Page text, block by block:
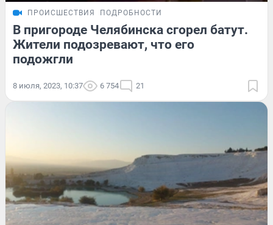
ПРОИСШЕСТВИЯ ПОДРОБНОСТИ
В пригороде Челябинска сгорел батут.
Жители подозревают, что его
подожгли
8 июля, 2023, 10:37 6 754 21